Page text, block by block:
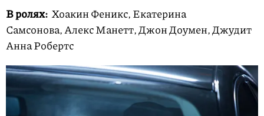
В ролях: Хоакин Феникс, Екатерина
Самсонова, Алекс Манетт, Джон Доумен, Джудит
Анна Робертс